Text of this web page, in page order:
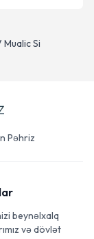
Si
Pəhriz
beynəlxalq
və dövlət